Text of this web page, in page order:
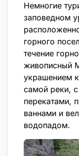
Немногие
заповедном
горного
течение
живописный
украшением
самой реки,
перекатами,
ваннами и
водопадом.